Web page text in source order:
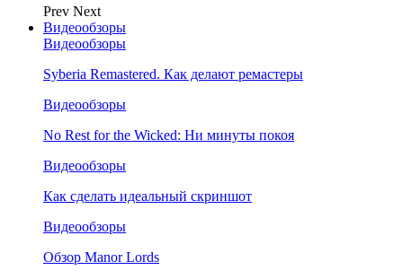
Prev Next
Видеообзоры
Видеообзоры
Syberia Remastered. Как делают ремастеры
Видеообзоры
No Rest for the Wicked: Ни минуты покоя
Видеообзоры
Как сделать идеальный скриншот
Видеообзоры
Обзор Manor Lords